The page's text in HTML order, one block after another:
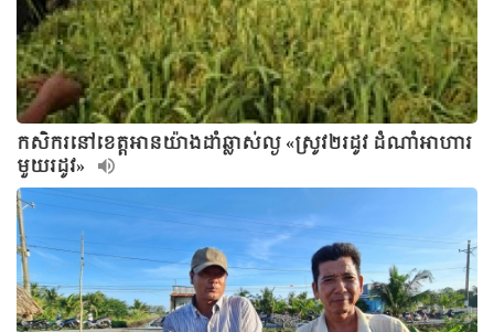
កសិករនៅខេត្តអានយ៉ាងដាំឆ្លាស់ល្ង «ស្រូវ២រដូវ ដំណាំអាហារ
មួយរដូវ»